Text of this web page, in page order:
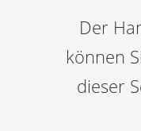
Der
können
dieser